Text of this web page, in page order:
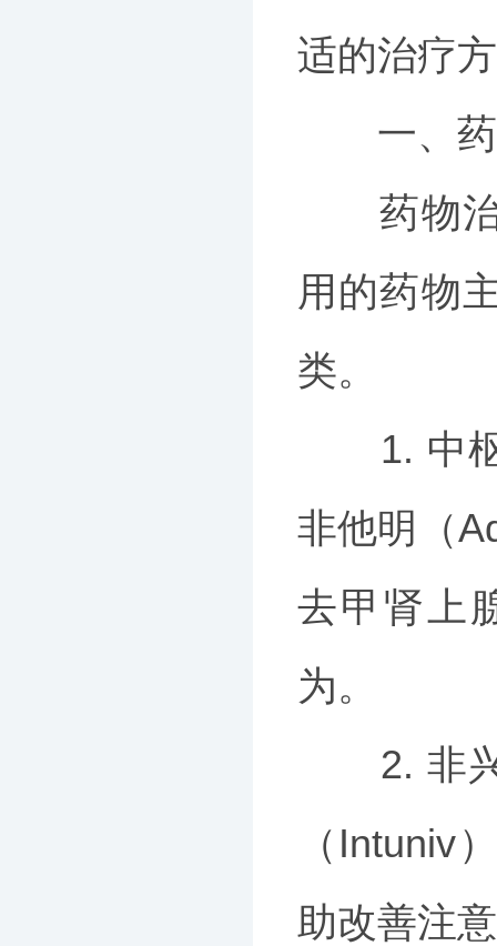
适的治疗
一、药
药物治
用的药物
类。
1. 中枢
非他明（
去甲肾上
为。
2. 非兴
（Intuniv
助改善注